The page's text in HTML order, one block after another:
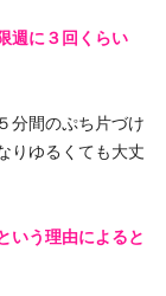
週に３回くらい
分間のぷち片づけ
りゆるくても大丈
いう理由によると